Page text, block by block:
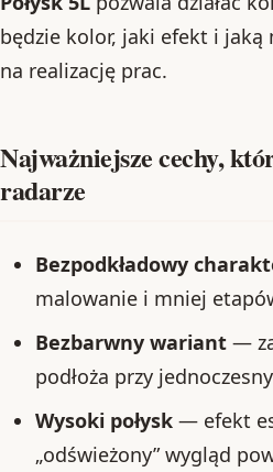
będzie kolor, jaki efekt i jaką
na realizację prac.
Najważniejsze cechy,
radarze
Bezpodkładowy
malowanie i mniej
Bezbarwny wariant—
podłoża przy
Wysoki połysk— efekt
„odświeżony” wygląd